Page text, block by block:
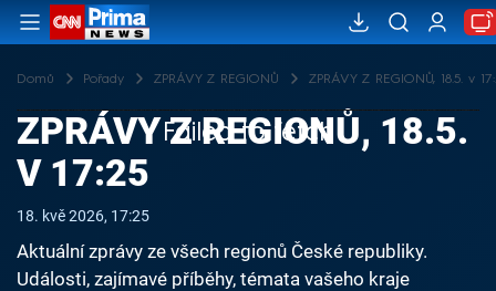
Domů Pořady ZPRÁVY Z REGIONŮ ZPRÁVY Z REGIONŮ, 18.5. v
Failed to fetch
ZPRÁVY Z REGIONŮ, 18.5.
V 17:25
18. kvě 2026, 17:25
Aktuální zprávy ze všech regionů České republiky.
Události, zajímavé příběhy, témata vašeho kraje